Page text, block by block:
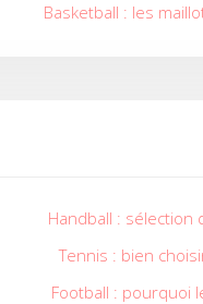
Basketball : les
Handball :
Tennis : bien
Football : pourquoi